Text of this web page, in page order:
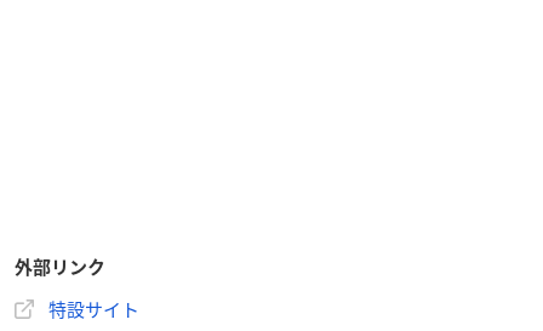
外部リンク
特設サイト